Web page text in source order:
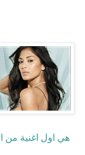
هي اول اغنية من